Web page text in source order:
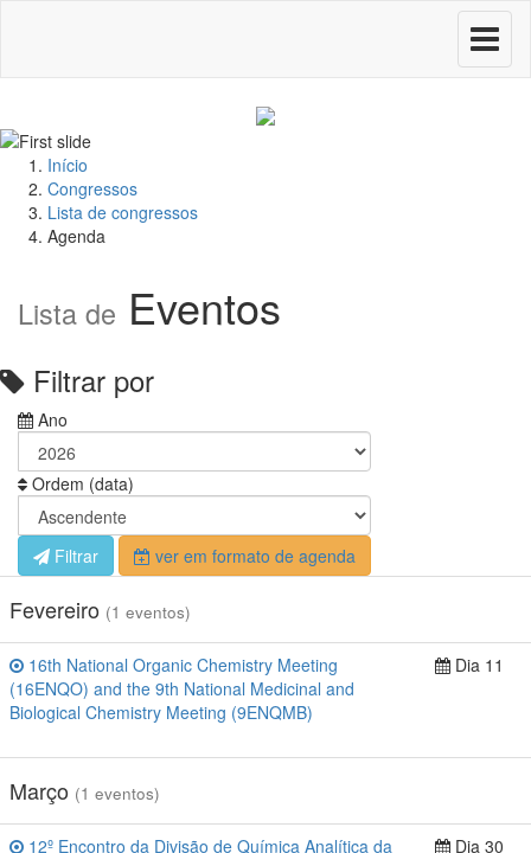
Toggle
Início
Congressos
Lista de congressos
Agenda
Lista de Eventos
Filtrar por
Ano
Ordem (data)
Filtrar ver em formato de agenda
Fevereiro (1 eventos)
16th National Organic Chemistry Meeting
(16ENQO) and the 9th National Medicinal and
Biological Chemistry Meeting (9ENQMB)
Dia 11
Março (1 eventos)
12º Encontro da Divisão de Química Analítica da
Dia 30